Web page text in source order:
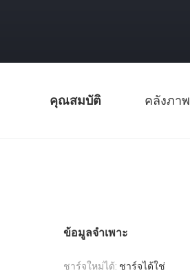
คุณสมบัติ คลังภาพ
ข้อมูลจำเพาะ
ชาร์จใหม่ได้: ชาร์จได้ใช่